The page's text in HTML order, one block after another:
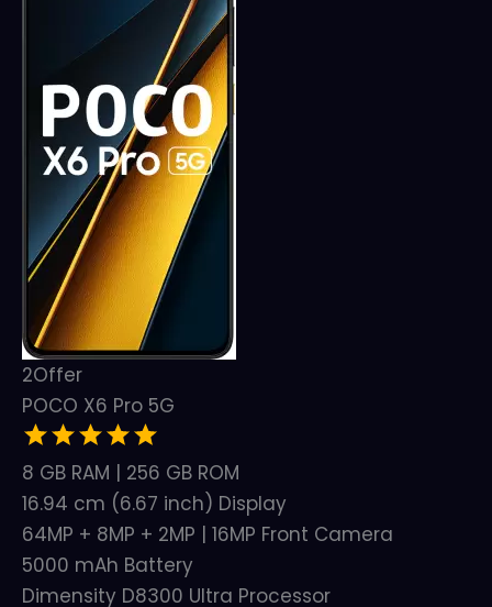
2Offer
POCO X6 Pro 5G
8 GB RAM | 256 GB ROM
16.94 cm (6.67 inch) Display
64MP + 8MP + 2MP | 16MP Front Camera
5000 mAh Battery
Dimensity D8300 Ultra Processor